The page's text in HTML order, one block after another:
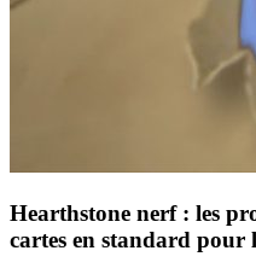
Hearthstone nerf : les
cartes en standard